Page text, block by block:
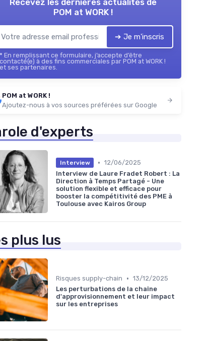
Recevez les dernières actualités de
POM at WORK !
➔ Je m'inscris
* En remplissant ce formulaire, j’accepte d’être
contacté(e) à des fins commerciales par POM at WORK !
et ses partenaires.
POM at WORK !
Ajoutez-nous à vos sources préférées sur Google
d'experts
Interview • 12/06/2025
Interview de Laure Fradet Robert : La
Direction à Temps Partagé - Une
solution flexible et efficace pour
booster la compétitivité des PME à
Toulouse avec Kairos Group
plus lus
Risques supply-chain • 13/12/2025
Les perturbations de la chaîne
d'approvisionnement et leur impact
sur les entreprises